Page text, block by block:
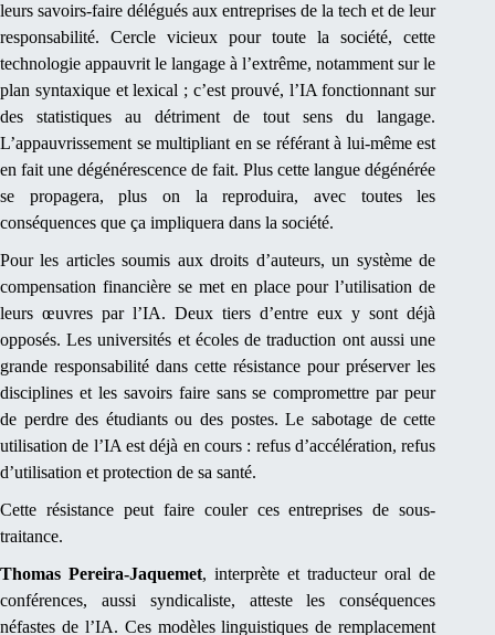
leurs savoirs-faire délégués aux entreprises de la tech et de leur
responsabilité. Cercle vicieux pour toute la société, cette
technologie appauvrit le langage à l’extrême, notamment sur le
plan syntaxique et lexical ; c’est prouvé, l’IA fonctionnant sur
des statistiques au détriment de tout sens du langage.
L’appauvrissement se multipliant en se référant à lui-même est
en fait une dégénérescence de fait. Plus cette langue dégénérée
se propagera, plus on la reproduira, avec toutes les
conséquences que ça impliquera dans la société.
Pour les articles soumis aux droits d’auteurs, un système de
compensation financière se met en place pour l’utilisation de
leurs œuvres par l’IA. Deux tiers d’entre eux y sont déjà
opposés. Les universités et écoles de traduction ont aussi une
grande responsabilité dans cette résistance pour préserver les
disciplines et les savoirs faire sans se compromettre par peur
de perdre des étudiants ou des postes. Le sabotage de cette
utilisation de l’IA est déjà en cours : refus d’accélération, refus
d’utilisation et protection de sa santé.
Cette résistance peut faire couler ces entreprises de sous-
traitance.
Thomas Pereira-Jaquemet, interprète et traducteur oral de
conférences, aussi syndicaliste, atteste les conséquences
néfastes de l’IA. Ces modèles linguistiques de remplacement